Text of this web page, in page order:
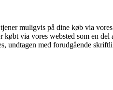
muligvis på dine køb via
via vores websted som en
undtagen med forudgående